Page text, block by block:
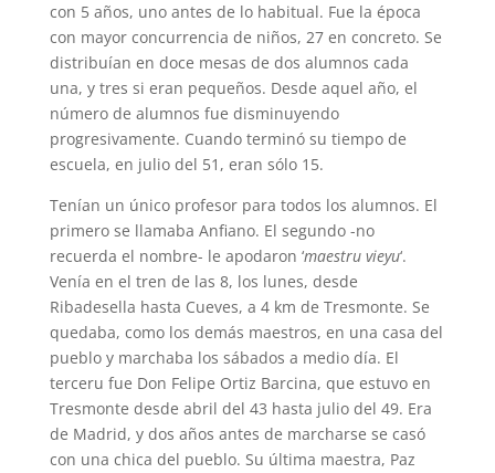
con 5 años, uno antes de lo habitual. Fue la época
con mayor concurrencia de niños, 27 en concreto. Se
distribuían en doce mesas de dos alumnos cada
una, y tres si eran pequeños. Desde aquel año, el
número de alumnos fue disminuyendo
progresivamente. Cuando terminó su tiempo de
escuela, en julio del 51, eran sólo 15.
Tenían un único profesor para todos los alumnos. El
primero se llamaba Anfiano. El segundo -no
recuerda el nombre- le apodaron ‘maestru vieyu‘.
Venía en el tren de las 8, los lunes, desde
Ribadesella hasta Cueves, a 4 km de Tresmonte. Se
quedaba, como los demás maestros, en una casa del
pueblo y marchaba los sábados a medio día. El
terceru fue Don Felipe Ortiz Barcina, que estuvo en
Tresmonte desde abril del 43 hasta julio del 49. Era
de Madrid, y dos años antes de marcharse se casó
con una chica del pueblo. Su última maestra, Paz